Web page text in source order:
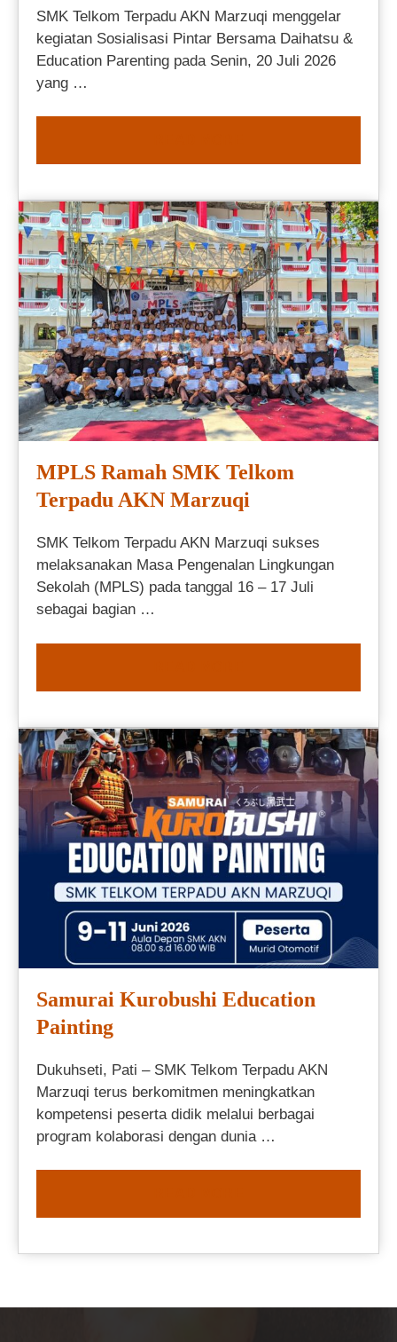
SMK Telkom Terpadu AKN Marzuqi menggelar
kegiatan Sosialisasi Pintar Bersama Daihatsu &
Education Parenting pada Senin, 20 Juli 2026
yang …
MPLS Ramah SMK Telkom
Terpadu AKN Marzuqi
SMK Telkom Terpadu AKN Marzuqi sukses
melaksanakan Masa Pengenalan Lingkungan
Sekolah (MPLS) pada tanggal 16 – 17 Juli
sebagai bagian …
Samurai Kurobushi Education
Painting
Dukuhseti, Pati – SMK Telkom Terpadu AKN
Marzuqi terus berkomitmen meningkatkan
kompetensi peserta didik melalui berbagai
program kolaborasi dengan dunia …